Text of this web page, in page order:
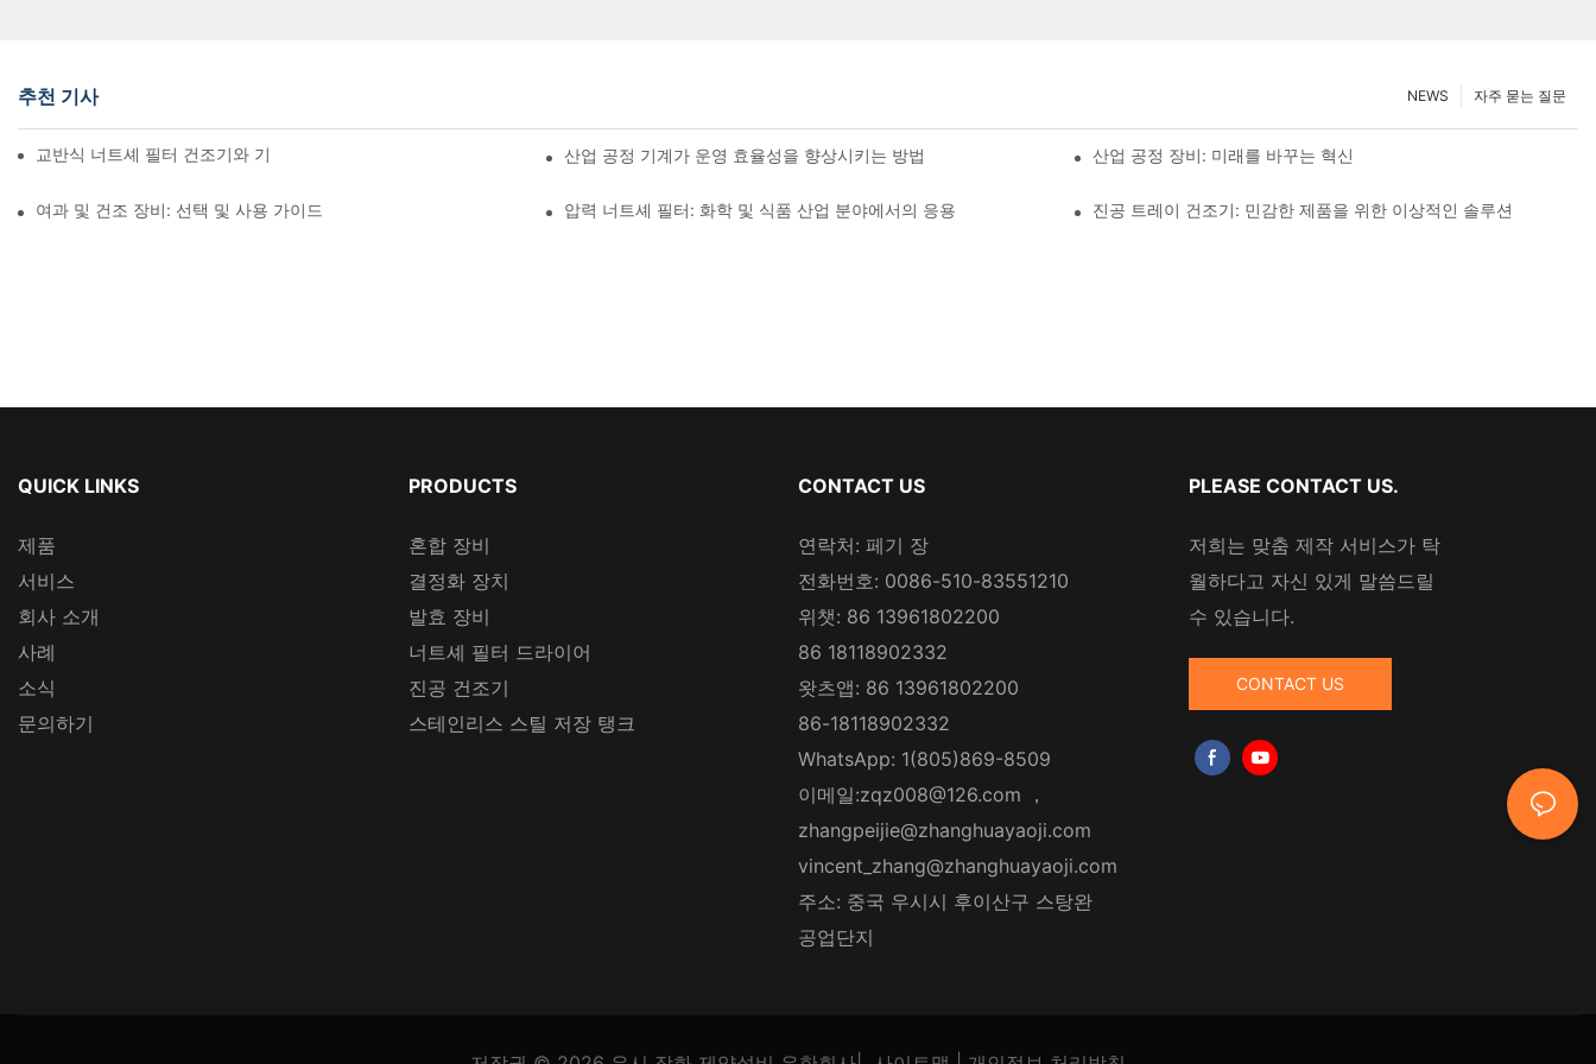
추천 기사 자주 묻는 질문
NEWS
교반식 너트셰 필터 건조기와 기타 건조 방법 비교 산업 공정 기계가 운영 효율성을 향상시키는 방법 산업 공정 장비: 미래를 바꾸는 혁신
여과 및 건조 장비: 선택 및 사용 가이드 압력 너트셰 필터: 화학 및 식품 산업 분야에서의 응용 진공 트레이 건조기: 민감한 제품을 위한 이상적인 솔루션
QUICK LINKS
제품
서비스
회사 소개
사례
소식
문의하기
PRODUCTS
혼합 장비
결정화 장치
발효 장비
너트셰 필터 드라이어
진공 건조기
스테인리스 스틸 저장 탱크
CONTACT US
연락처: 페기 장
전화번호: 0086-510-83551210
위챗: 86 13961802200
86 18118902332
왓츠앱: 86 13961802200
86-18118902332
WhatsApp: 1(805)869-8509
이메일:zqz008@126.com ，
zhangpeijie@zhanghuayaoji.com
vincent_zhang@zhanghuayaoji.com
주소: 중국 우시시 후이산구 스탕완
공업단지
PLEASE CONTACT US.
저희는 맞춤 제작 서비스가 탁
월하다고 자신 있게 말씀드릴
수 있습니다.
CONTACT US